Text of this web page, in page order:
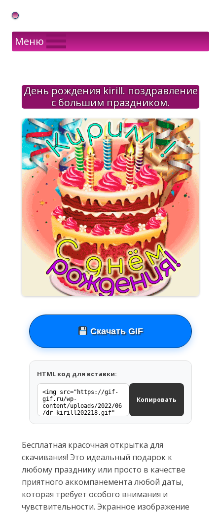
Gif Открытки в подарок
Меню
День рождения kirill. поздравление
с большим праздником.
Скачать GIF
HTML код для вставки:
Копировать
Бесплатная красочная открытка для
скачивания! Это идеальный подарок к
любому празднику или просто в качестве
приятного аккомпанемента любой даты,
которая требует особого внимания и
чувствительности. Экранное изображение